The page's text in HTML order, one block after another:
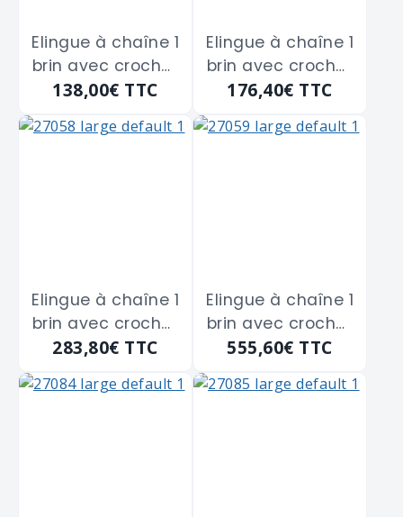
Elingue à chaîne 1
brin avec crochet
à linguet BETA
2000 Kg
138,00€ TTC
Elingue à chaîne 1
brin avec crochet
à linguet BETA
3150 Kg
176,40€ TTC
Elingue à chaîne 1
brin avec crochet
à linguet BETA
5300 Kg
283,80€ TTC
Elingue à chaîne 1
brin avec crochet
à linguet BETA
8000 Kg
555,60€ TTC